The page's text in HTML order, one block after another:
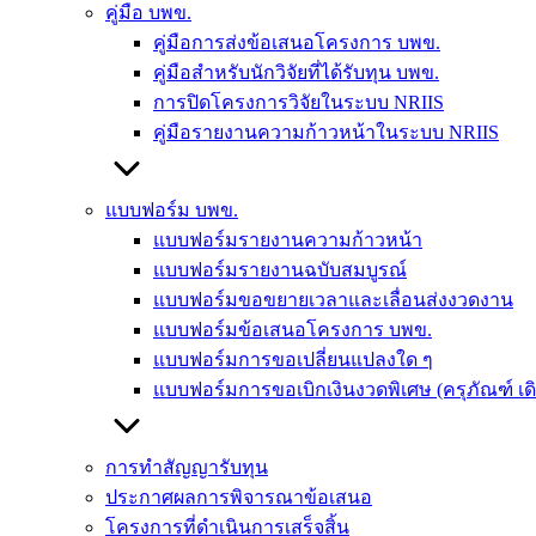
คู่มือ บพข.
คู่มือการส่งข้อเสนอโครงการ บพข.
คู่มือสำหรับนักวิจัยที่ได้รับทุน บพข.
การปิดโครงการวิจัยในระบบ NRIIS
คู่มือรายงานความก้าวหน้าในระบบ NRIIS
แบบฟอร์ม บพข.
แบบฟอร์มรายงานความก้าวหน้า
แบบฟอร์มรายงานฉบับสมบูรณ์
แบบฟอร์มขอขยายเวลาและเลื่อนส่งงวดงาน
แบบฟอร์มข้อเสนอโครงการ บพข.
แบบฟอร์มการขอเปลี่ยนแปลงใด ๆ
แบบฟอร์มการขอเบิกเงินงวดพิเศษ (ครุภัณฑ์ เ
การทำสัญญารับทุน
ประกาศผลการพิจารณาข้อเสนอ
โครงการที่ดำเนินการเสร็จสิ้น